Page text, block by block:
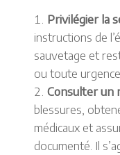
Privilégier la
instructions de
sauvetage et
ou toute
Consulter un
blessures,
médicaux et
documenté. Il